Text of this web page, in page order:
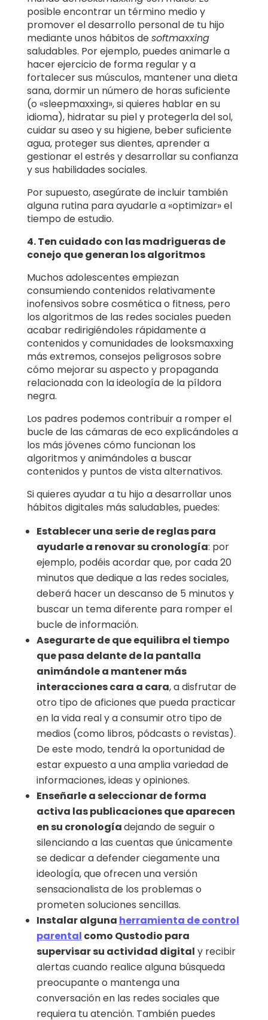
posible encontrar un término medio y
promover el desarrollo personal de tu hijo
mediante unos hábitos desoftmaxxing
saludables. Por ejemplo, puedes animarle a
hacer ejercicio de forma regular y a
fortalecer sus músculos, mantener una dieta
sana, dormir un número de horas suficiente
(o «sleepmaxxing», si quieres hablar en su
idioma), hidratar su piel y protegerla del sol,
cuidar su aseo y su higiene, beber suficiente
agua, proteger sus dientes, aprender a
gestionar el estrés y desarrollar su confianza
y sus habilidades sociales.
Por supuesto, asegúrate de incluir también
alguna rutina para ayudarle a «optimizar» el
tiempo de estudio.
4. Ten cuidado con las madrigueras de
conejo que generan los algoritmos
Muchos adolescentes empiezan
consumiendo contenidos relativamente
inofensivos sobre cosmética o fitness, pero
los algoritmos de las redes sociales pueden
acabar redirigiéndoles rápidamente a
contenidos y comunidades de looksmaxxing
más extremos, consejos peligrosos sobre
cómo mejorar su aspecto y propaganda
relacionada con la ideología de la píldora
negra.
Los padres podemos contribuir a romper el
bucle de las cámaras de eco explicándoles a
los más jóvenes cómo funcionan los
algoritmos y animándoles a buscar
contenidos y puntos de vista alternativos.
Si quieres ayudar a tu hijo a desarrollar unos
hábitos digitales más saludables, puedes:
Establecer una serie de reglas para
ayudarle a renovar su cronología: por
ejemplo, podéis acordar que, por cada 20
minutos que dedique a las redes sociales,
deberá hacer un descanso de 5 minutos y
buscar un tema diferente para romper el
bucle de información.
Asegurarte de que equilibra el tiempo
que pasa delante de la pantalla
animándole a mantener más
interacciones cara a cara, a disfrutar de
otro tipo de aficiones que pueda practicar
en la vida real y a consumir otro tipo de
medios (como libros, pódcasts o revistas).
De este modo, tendrá la oportunidad de
estar expuesto a una amplia variedad de
informaciones, ideas y opiniones.
Enseñarle a seleccionar de forma
activa las publicaciones que aparecen
en su cronologíadejando de seguir o
silenciando a las cuentas que únicamente
se dedicar a defender ciegamente una
ideología, que ofrecen una versión
sensacionalista de los problemas o
prometen soluciones sencillas.
Instalar alguna herramienta de control
parental como Qustodio para
supervisar su actividad digital y recibir
alertas cuando realice alguna búsqueda
preocupante o mantenga una
conversación en las redes sociales que
requiera tu atención. También puedes